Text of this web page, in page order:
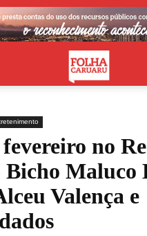
fevereiro no
Bicho Maluco
Valença e